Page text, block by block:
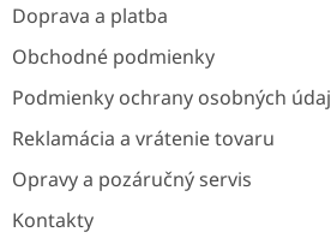
Doprava a platba
Obchodné podmienky
Podmienky ochrany osobných
Reklamácia a vrátenie tovaru
Opravy a pozáručný servis
Kontakty